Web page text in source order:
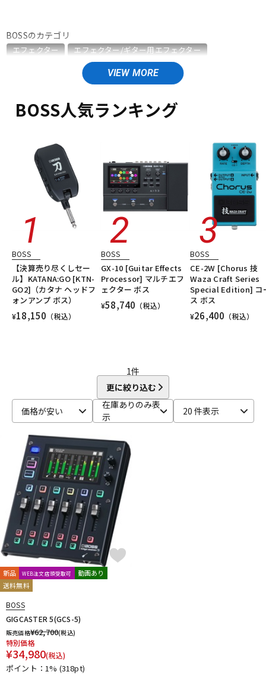
エフェクター
DJ機器 DTM
DTM オンライン納品 レコーディング機器
配信/ライブ機器 楽器アクセサリ
ヴィンテージ
BOSSのカテゴリ
エフェクター
エフェクター/ギター用エフェクター
エフェクター/ベース用エフェクター
エフェクター/エレアコ用エフェクター
エフェクター/ラインセレクター・フットスイッチ
エフェクター/ワイヤレスシステム
エフェクター/電源周辺機器
シンセサイザー・電子楽器
ギターアンプ・ベースアンプ
DTM
レコーディング
配信機器・ライブ機器
楽器アクセサリ
ユーズド
ヴィンテージ ALL
BOSS人気ランキング
BOSS
【決算売り尽くしセー
ル】KATANA:GO [KTN-
GO2]（カタナ ヘッドフ
ォンアンプ ボス）
¥18,150 （税込）
BOSS
GX-10 [Guitar Effects
Processor] マルチエフ
ェクター ボス
¥58,740 （税込）
BOSS
CE-2W [Chorus 技
Waza Craft Series
Special Edition] コ
ス ボス
¥26,400 （税込）
1件
更に絞り込む
価格が安い
在庫ありのみ表
示
20 件表示
新品 WEB注文店頭受取可
動画あり
送料無料
BOSS
GIGCASTER 5(GCS-5)
販売価格¥62,700(税込)
特別価格
¥34,980(税込)
ポイント：1% (318pt)